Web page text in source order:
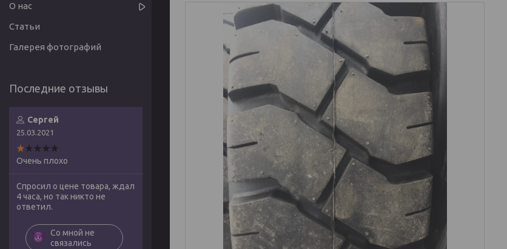
О нас
Статьи
Галерея фотографий
Сергей
25.03.2021
Очень плохо
Спросил о цене товара, ждал
4 часа, но так никто не
ответил.
Со мной не
связались